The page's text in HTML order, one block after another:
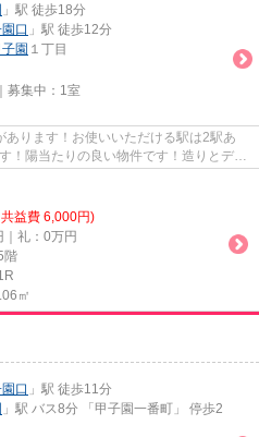
」駅 徒歩18分
口 」駅 徒歩12分
園 １丁目
募集中： 1室
ります！お使いいただける駅は2駅あ
！陽当たりの良い物件です！造りとデザ
益費 6,000円)
｜礼：0万円
階
㎡
口 」駅 徒歩11分
」駅 バス8分 「甲子園一番町」 停歩2